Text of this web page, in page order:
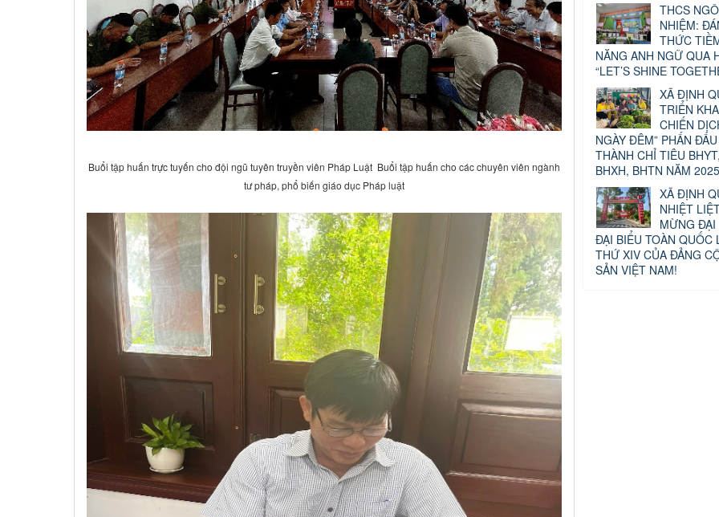
Buổi tập huấn trực tuyến cho đội ngũ tuyên truyền viên Pháp Luật Buổi tập huấn cho các chuyên viên ngành
tư pháp, phổ biến giáo dục Pháp luật
THCS
NHIỆM:
THỨC
NĂNG ANH NGỮ QUA
“LET’S SHINE
XÃ ĐỊNH
TRIỂN
CHIẾN
NGÀY ĐÊM” PHẤN
THÀNH CHỈ TIÊU BHYT,
BHXH, BHTN NĂM
XÃ ĐỊNH
NHIỆT
MỪNG ĐẠI
ĐẠI BIỂU TOÀN QUỐC
THỨ XIV CỦA ĐẢNG
SẢN VIỆT NAM!